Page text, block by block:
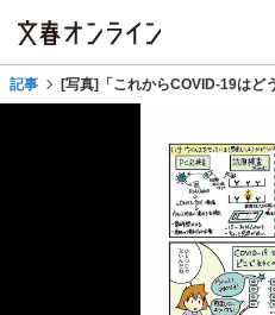
記事 [写真]「これからCOVID-19はど